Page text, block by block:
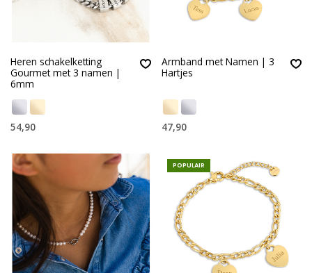
Heren schakelketting
Gourmet met 3 namen |
6mm
54,90
Armband met Namen | 3
Hartjes
47,90
POPULAIR